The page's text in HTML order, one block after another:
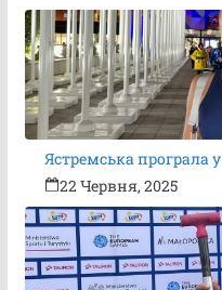
Ястремська програла
22 Червня, 2025